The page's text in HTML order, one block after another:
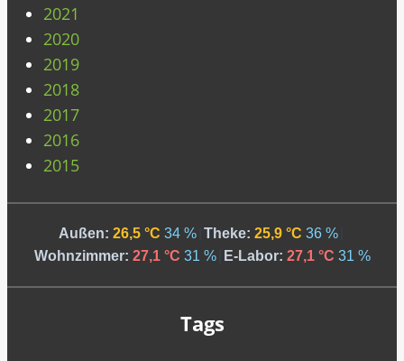
2021
2020
2019
2018
2017
2016
2015
Außen: 26,5 °C 34 % Theke: 25,9 °C 36 %
Wohnzimmer: 27,1 °C 31 % E-Labor: 27,1 °C 31 %
Tags